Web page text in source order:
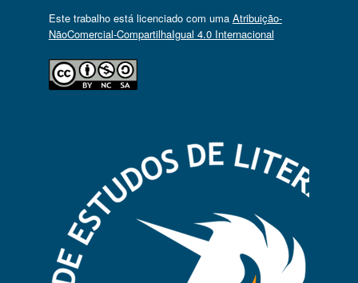
Este trabalho está licenciado com uma Atribuição-
NãoComercial-CompartilhaIgual 4.0 Internacional